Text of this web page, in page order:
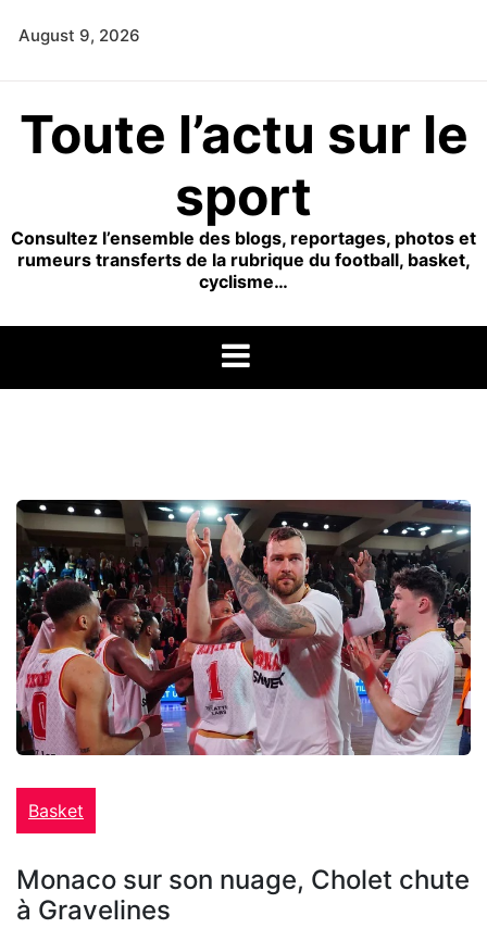
August 9, 2026
Toute l’actu sur le
sport
Consultez l’ensemble des blogs, reportages, photos et
rumeurs transferts de la rubrique du football, basket,
cyclisme…
Basket
Monaco sur son nuage, Cholet chute
à Gravelines